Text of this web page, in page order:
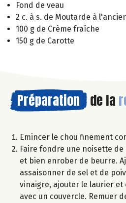
Fond de veau
2 c. à s. de Moutarde à
100 g de Crème fraîche
150 g de Carotte
Préparation de la
Emincer le chou finement
Faire fondre une noisette
et bien enrober de beurre.
assaisonner de sel et de
vinaigre, ajouter le laurier
avec un couvercle. Remuer